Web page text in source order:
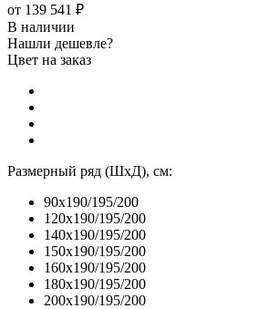
от 139 541 ₽
В наличии
Нашли дешевле?
Цвет на заказ
Размерный ряд (ШхД), см:
90x190/195/200
120x190/195/200
140x190/195/200
150x190/195/200
160x190/195/200
180x190/195/200
200x190/195/200